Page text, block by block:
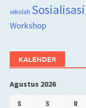
sekolah Sosialisasi
Workshop
KALENDER
Agustus 2026
S S R